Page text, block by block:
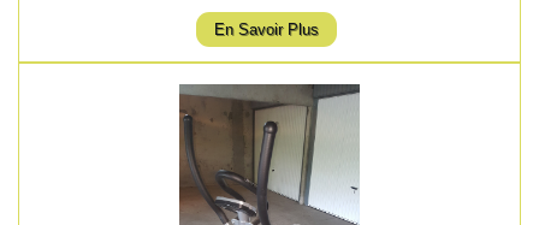
En Savoir Plus